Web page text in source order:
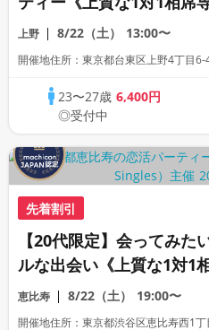
半個室》《飲み放題付き
JAPAN主催》
上野 8/22（土） 13:00〜
23〜27歳6,400円
◎受付中
先着割引
【20代限定】会ってみた
ルな出会い《上質な1対1
《全席半個室》《飲み放題
《machicon JAPAN主催
恵比寿 8/22（土） 19:00〜
開催地住所：東京都渋谷区恵比寿西1